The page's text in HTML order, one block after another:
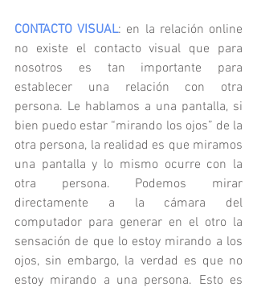
CONTACTO VISUAL: en la relación online
no existe el contacto visual que para
nosotros es tan importante para
establecer una relación con otra
persona. Le hablamos a una pantalla, si
bien puedo estar “mirando los ojos” de la
otra persona, la realidad es que miramos
una pantalla y lo mismo ocurre con la
otra persona. Podemos mirar
directamente a la cámara del
computador para generar en el otro la
sensación de que lo estoy mirando a los
ojos, sin embargo, la verdad es que no
estoy mirando a una persona. Esto es